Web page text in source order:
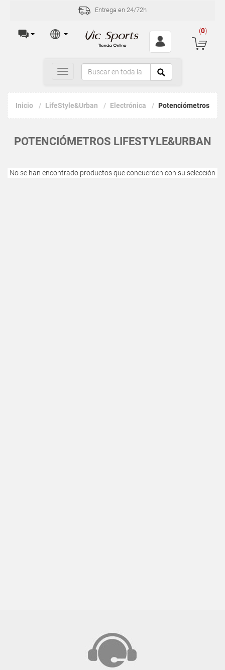
Entrega en 24/72h
(0)
Toggle
navigation
Inicio LifeStyle&Urban Electrónica Potenciómetros
POTENCIÓMETROS LIFESTYLE&URBAN
No se han encontrado productos que concuerden con su selección